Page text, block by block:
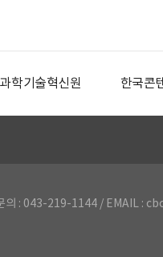
학기술혁신원 한국콘
문의 : 043-219-1144 / EMAIL :